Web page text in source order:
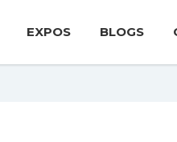
EXPOS BLOGS